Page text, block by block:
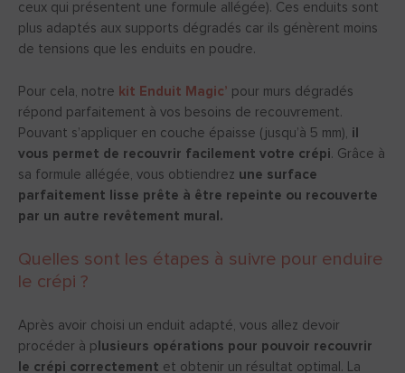
ceux qui présentent une formule allégée). Ces enduits sont
plus adaptés aux supports dégradés car ils génèrent moins
de tensions que les enduits en poudre.
Pour cela, notre kit Enduit Magic’ pour murs dégradés
répond parfaitement à vos besoins de recouvrement.
Pouvant s’appliquer en couche épaisse (jusqu’à 5 mm), il
vous permet de recouvrir facilement votre crépi. Grâce à
sa formule allégée, vous obtiendrez une surface
parfaitement lisse prête à être repeinte ou recouverte
par un autre revêtement mural.
Quelles sont les étapes à suivre pour enduire
le crépi ?
Après avoir choisi un enduit adapté, vous allez devoir
procéder à p lusieurs opérations pour pouvoir recouvrir
le crépi correctement et obtenir un résultat optimal. La